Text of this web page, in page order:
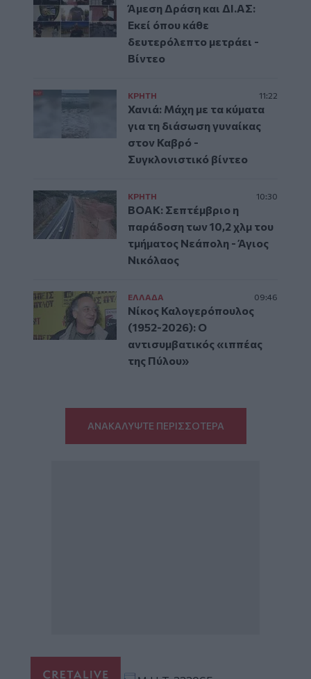
Άμεση Δράση και ΔΙ.ΑΣ:
Εκεί όπου κάθε
δευτερόλεπτο μετράει -
Βίντεο
ΚΡΗΤΗ 11:22
Χανιά: Μάχη με τα κύματα
για τη διάσωση γυναίκας
στον Καβρό -
Συγκλονιστικό βίντεο
ΚΡΗΤΗ 10:30
ΒΟΑΚ: Σεπτέμβριο η
παράδοση των 10,2 χλμ του
τμήματος Νεάπολη - Άγιος
Νικόλαος
ΕΛΛAΔΑ 09:46
Νίκος Καλογερόπουλος
(1952-2026): O
αντισυμβατικός «ιππέας
της Πύλου»
ΑΝΑΚΑΛΥΨΤΕ ΠΕΡΙΣΣΟΤΕΡΑ